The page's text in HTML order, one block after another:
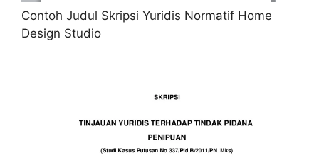
Contoh Judul Skripsi Yuridis Normatif Home
Design Studio